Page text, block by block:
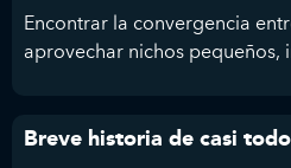
Encontrar la convergencia
aprovechar nichos pequeños,
Breve historia de casi todo